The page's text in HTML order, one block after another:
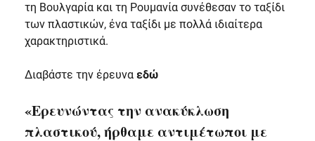
τη Βουλγαρία και τη Ρουμανία συνέθεσαν το ταξίδι
των πλαστικών, ένα ταξίδι με πολλά ιδιαίτερα
χαρακτηριστικά.
Διαβάστε την έρευνα εδώ
«Ερευνώντας την ανακύκλωση
πλαστικού, ήρθαμε αντιμέτωποι με